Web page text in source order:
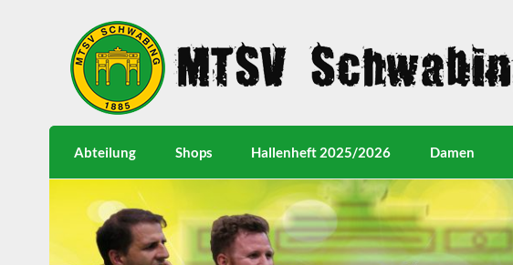
Abteilung Shops Hallenheft 2025/2026 Damen